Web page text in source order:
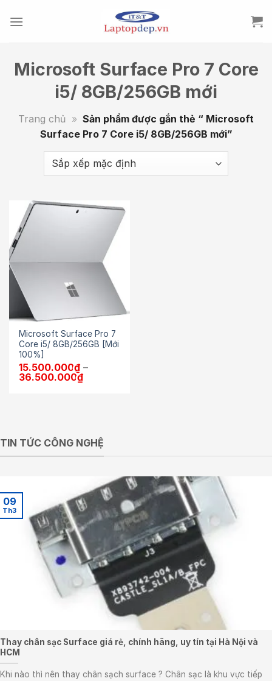
Microsoft Surface Pro 7 Core
i5/ 8GB/256GB mới
Trang chủ » Sản phẩm được gắn thẻ “ Microsoft
Surface Pro 7 Core i5/ 8GB/256GB mới”
Microsoft Surface Pro 7
Core i5/ 8GB/256GB [Mới
100%]
15.500.000₫ –
36.500.000₫Khoảng
TIN TỨC CÔNG NGHỆ
Thay chân sạc Surface giá rẻ, chính hãng, uy tín tại Hà Nội và
HCM
Khi nào thì nên thay chân sạch surface ? Chân sạc là khu vực tiếp
09
Th3